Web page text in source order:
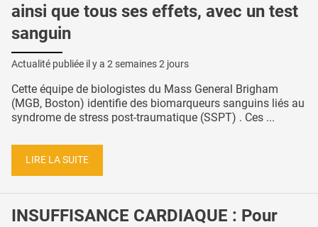
ainsi que tous ses effets, avec un test
sanguin
Actualité publiée il y a 2 semaines 2 jours
Cette équipe de biologistes du Mass General Brigham
(MGB, Boston) identifie des biomarqueurs sanguins liés au
syndrome de stress post-traumatique (SSPT) . Ces ...
LIRE LA SUITE
INSUFFISANCE CARDIAQUE : Pour